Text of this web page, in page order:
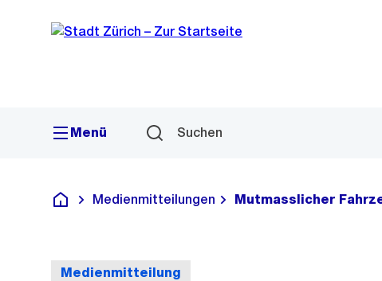
Navigation
Sprunglink
Menü Suchen
Deutsch
Medienmitteilungen Mutmasslicher
Medienmitteilung